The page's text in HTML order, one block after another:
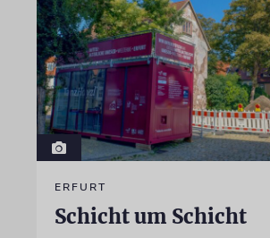
ERFURT
Schicht um Schicht